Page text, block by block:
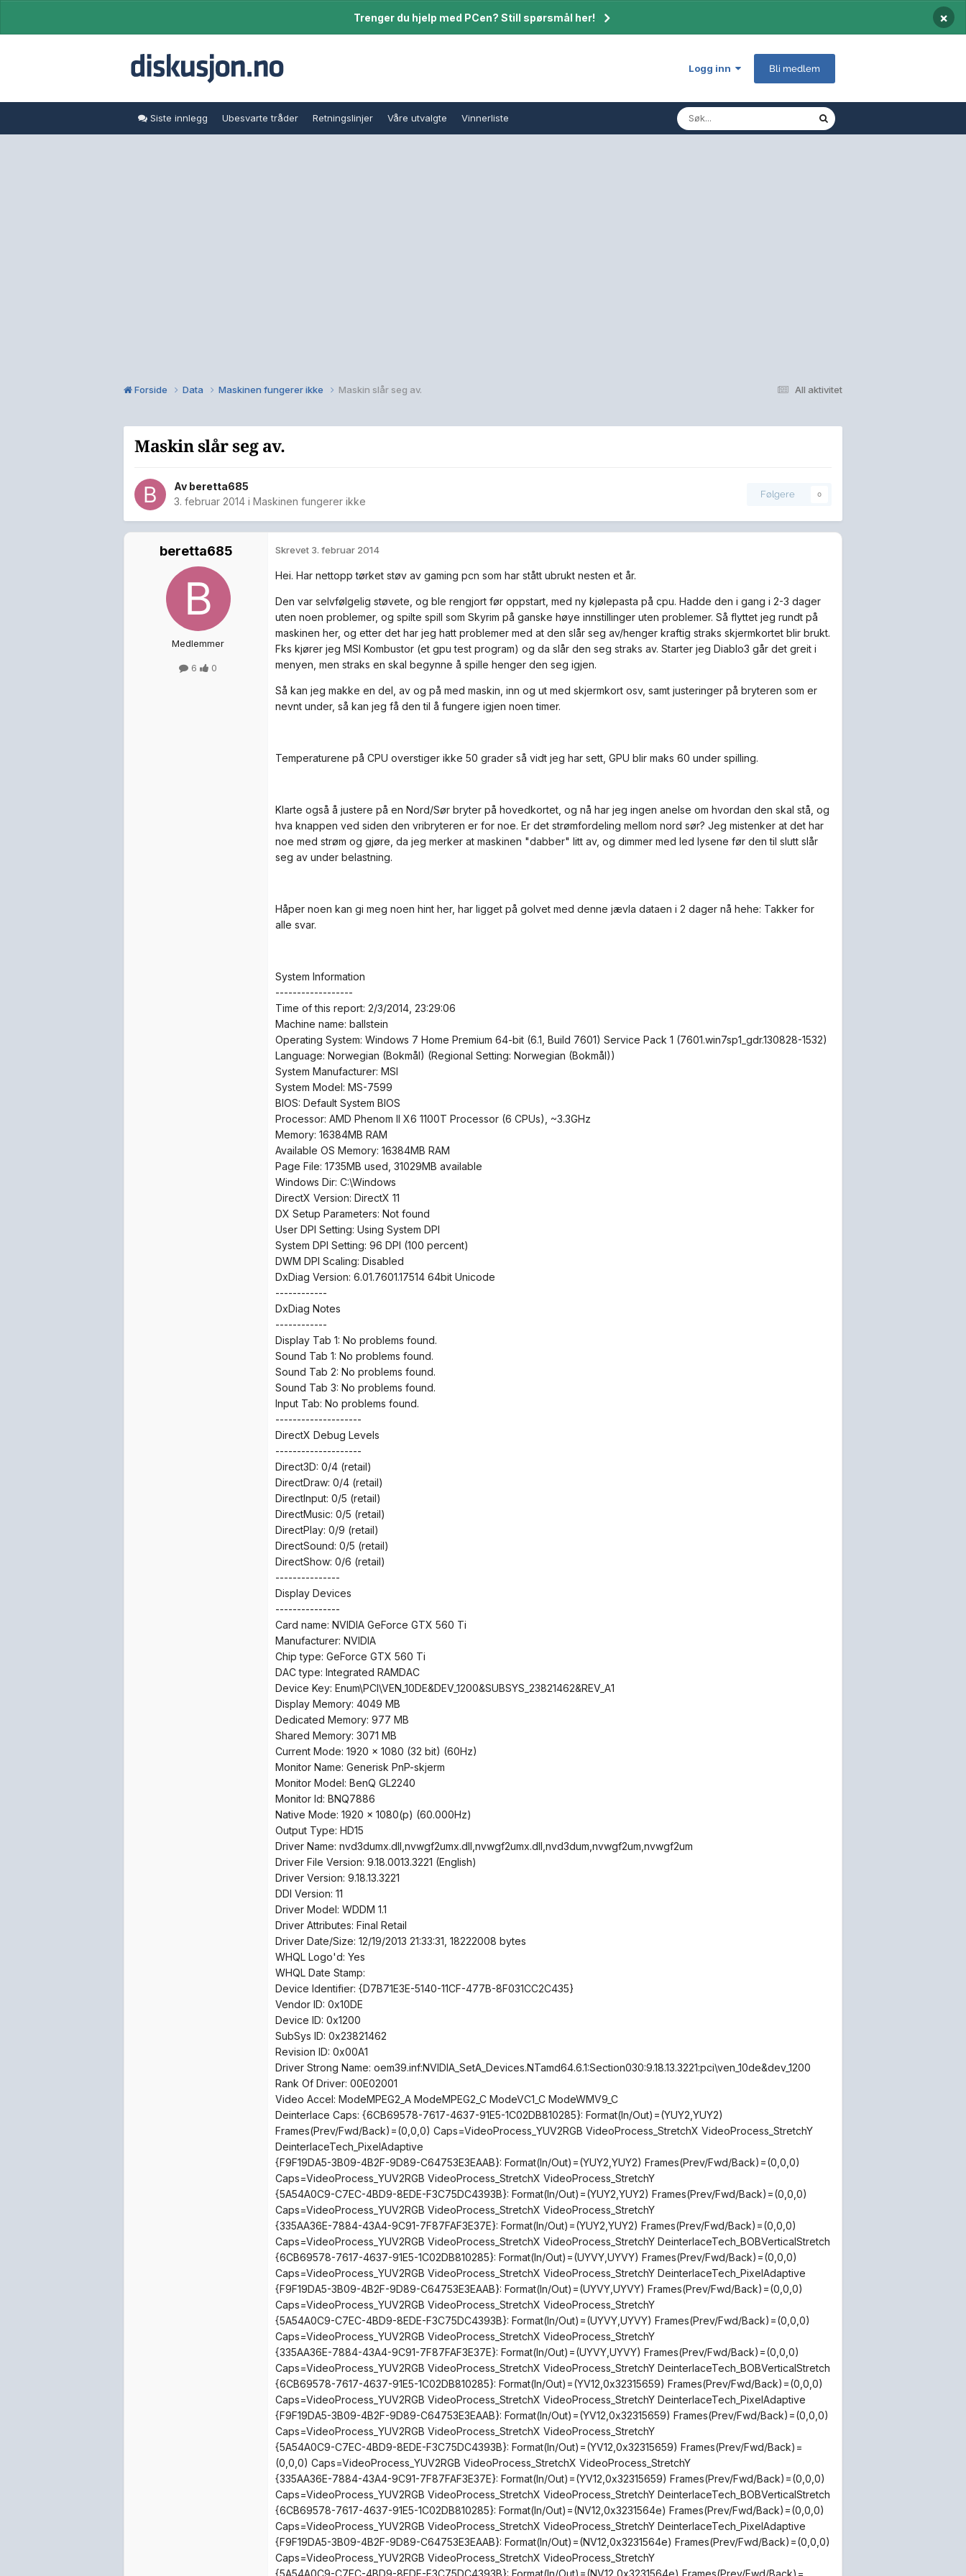
Trenger du hjelp med PCen? Still spørsmål her! ×
Logg inn Bli medlem
Siste innlegg Ubesvarte tråder Retningslinjer Våre utvalgte Vinnerliste
All aktivitet
Forside Data Maskinen fungerer ikke Maskin slår seg av.
Maskin slår seg av.
Av beretta685
3. februar 2014 i Maskinen fungerer ikke
Følgere 0
beretta685
Medlemmer
6 0
Skrevet 3. februar 2014
Hei. Har nettopp tørket støv av gaming pcn som har stått ubrukt nesten et år.
Den var selvfølgelig støvete, og ble rengjort før oppstart, med ny kjølepasta på cpu. Hadde den i gang i 2-3 dager
uten noen problemer, og spilte spill som Skyrim på ganske høye innstillinger uten problemer. Så flyttet jeg rundt på
maskinen her, og etter det har jeg hatt problemer med at den slår seg av/henger kraftig straks skjermkortet blir brukt.
Fks kjører jeg MSI Kombustor (et gpu test program) og da slår den seg straks av. Starter jeg Diablo3 går det greit i
menyen, men straks en skal begynne å spille henger den seg igjen.
Så kan jeg makke en del, av og på med maskin, inn og ut med skjermkort osv, samt justeringer på bryteren som er
nevnt under, så kan jeg få den til å fungere igjen noen timer.
Temperaturene på CPU overstiger ikke 50 grader så vidt jeg har sett, GPU blir maks 60 under spilling.
Klarte også å justere på en Nord/Sør bryter på hovedkortet, og nå har jeg ingen anelse om hvordan den skal stå, og
hva knappen ved siden den vribryteren er for noe. Er det strømfordeling mellom nord sør? Jeg mistenker at det har
noe med strøm og gjøre, da jeg merker at maskinen "dabber" litt av, og dimmer med led lysene før den til slutt slår
seg av under belastning.
Håper noen kan gi meg noen hint her, har ligget på golvet med denne jævla dataen i 2 dager nå hehe: Takker for
alle svar.
System Information
------------------
Time of this report: 2/3/2014, 23:29:06
Machine name: ballstein
Operating System: Windows 7 Home Premium 64-bit (6.1, Build 7601) Service Pack 1 (7601.win7sp1_gdr.130828-1532)
Language: Norwegian (Bokmål) (Regional Setting: Norwegian (Bokmål))
System Manufacturer: MSI
System Model: MS-7599
BIOS: Default System BIOS
Processor: AMD Phenom II X6 1100T Processor (6 CPUs), ~3.3GHz
Memory: 16384MB RAM
Available OS Memory: 16384MB RAM
Page File: 1735MB used, 31029MB available
Windows Dir: C:\Windows
DirectX Version: DirectX 11
DX Setup Parameters: Not found
User DPI Setting: Using System DPI
System DPI Setting: 96 DPI (100 percent)
DWM DPI Scaling: Disabled
DxDiag Version: 6.01.7601.17514 64bit Unicode
------------
DxDiag Notes
------------
Display Tab 1: No problems found.
Sound Tab 1: No problems found.
Sound Tab 2: No problems found.
Sound Tab 3: No problems found.
Input Tab: No problems found.
--------------------
DirectX Debug Levels
--------------------
Direct3D: 0/4 (retail)
DirectDraw: 0/4 (retail)
DirectInput: 0/5 (retail)
DirectMusic: 0/5 (retail)
DirectPlay: 0/9 (retail)
DirectSound: 0/5 (retail)
DirectShow: 0/6 (retail)
---------------
Display Devices
---------------
Card name: NVIDIA GeForce GTX 560 Ti
Manufacturer: NVIDIA
Chip type: GeForce GTX 560 Ti
DAC type: Integrated RAMDAC
Device Key: Enum\PCI\VEN_10DE&DEV_1200&SUBSYS_23821462&REV_A1
Display Memory: 4049 MB
Dedicated Memory: 977 MB
Shared Memory: 3071 MB
Current Mode: 1920 x 1080 (32 bit) (60Hz)
Monitor Name: Generisk PnP-skjerm
Monitor Model: BenQ GL2240
Monitor Id: BNQ7886
Native Mode: 1920 x 1080(p) (60.000Hz)
Output Type: HD15
Driver Name: nvd3dumx.dll,nvwgf2umx.dll,nvwgf2umx.dll,nvd3dum,nvwgf2um,nvwgf2um
Driver File Version: 9.18.0013.3221 (English)
Driver Version: 9.18.13.3221
DDI Version: 11
Driver Model: WDDM 1.1
Driver Attributes: Final Retail
Driver Date/Size: 12/19/2013 21:33:31, 18222008 bytes
WHQL Logo'd: Yes
WHQL Date Stamp:
Device Identifier: {D7B71E3E-5140-11CF-477B-8F031CC2C435}
Vendor ID: 0x10DE
Device ID: 0x1200
SubSys ID: 0x23821462
Revision ID: 0x00A1
Driver Strong Name: oem39.inf:NVIDIA_SetA_Devices.NTamd64.6.1:Section030:9.18.13.3221:pci\ven_10de&dev_1200
Rank Of Driver: 00E02001
Video Accel: ModeMPEG2_A ModeMPEG2_C ModeVC1_C ModeWMV9_C
Deinterlace Caps: {6CB69578-7617-4637-91E5-1C02DB810285}: Format(In/Out)=(YUY2,YUY2)
Frames(Prev/Fwd/Back)=(0,0,0) Caps=VideoProcess_YUV2RGB VideoProcess_StretchX VideoProcess_StretchY
DeinterlaceTech_PixelAdaptive
{F9F19DA5-3B09-4B2F-9D89-C64753E3EAAB}: Format(In/Out)=(YUY2,YUY2) Frames(Prev/Fwd/Back)=(0,0,0)
Caps=VideoProcess_YUV2RGB VideoProcess_StretchX VideoProcess_StretchY
{5A54A0C9-C7EC-4BD9-8EDE-F3C75DC4393B}: Format(In/Out)=(YUY2,YUY2) Frames(Prev/Fwd/Back)=(0,0,0)
Caps=VideoProcess_YUV2RGB VideoProcess_StretchX VideoProcess_StretchY
{335AA36E-7884-43A4-9C91-7F87FAF3E37E}: Format(In/Out)=(YUY2,YUY2) Frames(Prev/Fwd/Back)=(0,0,0)
Caps=VideoProcess_YUV2RGB VideoProcess_StretchX VideoProcess_StretchY DeinterlaceTech_BOBVerticalStretch
{6CB69578-7617-4637-91E5-1C02DB810285}: Format(In/Out)=(UYVY,UYVY) Frames(Prev/Fwd/Back)=(0,0,0)
Caps=VideoProcess_YUV2RGB VideoProcess_StretchX VideoProcess_StretchY DeinterlaceTech_PixelAdaptive
{F9F19DA5-3B09-4B2F-9D89-C64753E3EAAB}: Format(In/Out)=(UYVY,UYVY) Frames(Prev/Fwd/Back)=(0,0,0)
Caps=VideoProcess_YUV2RGB VideoProcess_StretchX VideoProcess_StretchY
{5A54A0C9-C7EC-4BD9-8EDE-F3C75DC4393B}: Format(In/Out)=(UYVY,UYVY) Frames(Prev/Fwd/Back)=(0,0,0)
Caps=VideoProcess_YUV2RGB VideoProcess_StretchX VideoProcess_StretchY
{335AA36E-7884-43A4-9C91-7F87FAF3E37E}: Format(In/Out)=(UYVY,UYVY) Frames(Prev/Fwd/Back)=(0,0,0)
Caps=VideoProcess_YUV2RGB VideoProcess_StretchX VideoProcess_StretchY DeinterlaceTech_BOBVerticalStretch
{6CB69578-7617-4637-91E5-1C02DB810285}: Format(In/Out)=(YV12,0x32315659) Frames(Prev/Fwd/Back)=(0,0,0)
Caps=VideoProcess_YUV2RGB VideoProcess_StretchX VideoProcess_StretchY DeinterlaceTech_PixelAdaptive
{F9F19DA5-3B09-4B2F-9D89-C64753E3EAAB}: Format(In/Out)=(YV12,0x32315659) Frames(Prev/Fwd/Back)=(0,0,0)
Caps=VideoProcess_YUV2RGB VideoProcess_StretchX VideoProcess_StretchY
{5A54A0C9-C7EC-4BD9-8EDE-F3C75DC4393B}: Format(In/Out)=(YV12,0x32315659) Frames(Prev/Fwd/Back)=
(0,0,0) Caps=VideoProcess_YUV2RGB VideoProcess_StretchX VideoProcess_StretchY
{335AA36E-7884-43A4-9C91-7F87FAF3E37E}: Format(In/Out)=(YV12,0x32315659) Frames(Prev/Fwd/Back)=(0,0,0)
Caps=VideoProcess_YUV2RGB VideoProcess_StretchX VideoProcess_StretchY DeinterlaceTech_BOBVerticalStretch
{6CB69578-7617-4637-91E5-1C02DB810285}: Format(In/Out)=(NV12,0x3231564e) Frames(Prev/Fwd/Back)=(0,0,0)
Caps=VideoProcess_YUV2RGB VideoProcess_StretchX VideoProcess_StretchY DeinterlaceTech_PixelAdaptive
{F9F19DA5-3B09-4B2F-9D89-C64753E3EAAB}: Format(In/Out)=(NV12,0x3231564e) Frames(Prev/Fwd/Back)=(0,0,0)
Caps=VideoProcess_YUV2RGB VideoProcess_StretchX VideoProcess_StretchY